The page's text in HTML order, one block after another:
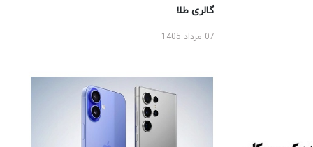
گالری طلا
07 مرداد 1405